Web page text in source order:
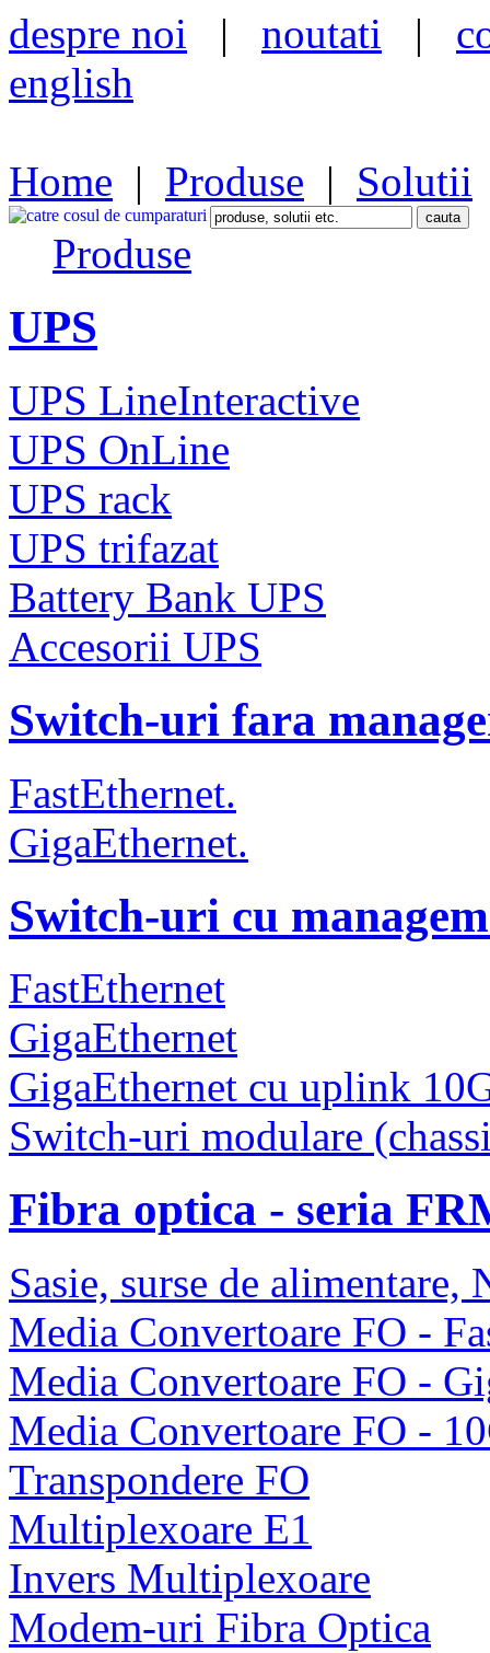
despre noi | noutati |
english
Home | Produse | Solutii
Produse
UPS
UPS LineInteractive
UPS OnLine
UPS rack
UPS trifazat
Battery Bank UPS
Accesorii UPS
Switch-uri fara
FastEthernet.
GigaEthernet.
Switch-uri cu
FastEthernet
GigaEthernet
GigaEthernet cu uplink
Switch-uri modulare
Fibra optica - seria
Sasie, surse de alimentare,
Media Convertoare FO -
Media Convertoare FO -
Media Convertoare FO -
Transpondere FO
Multiplexoare E1
Invers Multiplexoare
Modem-uri Fibra Optica